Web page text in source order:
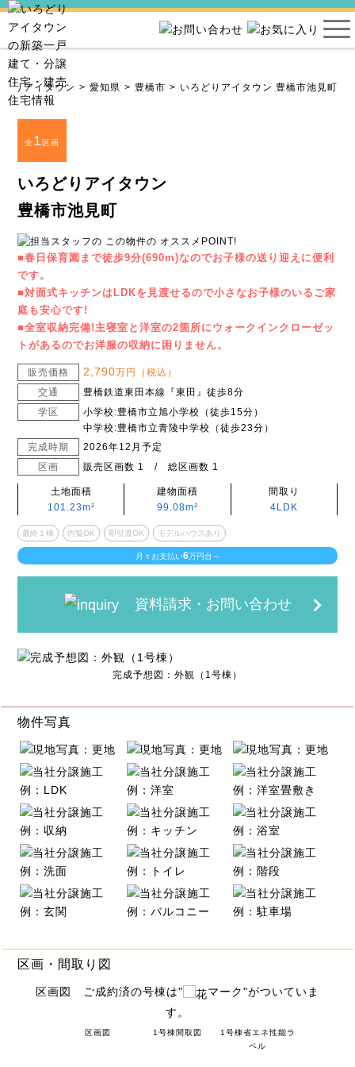
りアイタウン 愛知県 豊橋市 いろどりアイタウン 豊橋市池見町
全1区画
いろどりアイタウン
豊橋市池見町
■春日保育園まで徒歩9分(690m)なのでお子様の送り迎えに便利
です。
■対面式キッチンはLDKを見渡せるので小さなお子様のいるご家
庭も安心です!
■全室収納完備!主寝室と洋室の2箇所にウォークインクローゼッ
トがあるのでお洋服の収納に困りません。
販売価格 2,790万円（税込）
交通
豊橋鉄道東田本線『東田』徒歩8分
学区
小学校:豊橋市立旭小学校（徒歩15分）
中学校:豊橋市立青陵中学校（徒歩23分）
完成時期
2026年12月予定
区画
販売区画数 1 / 総区画数 1
土地面積
101.23m²
建物面積
99.08m²
間取り
4LDK
最終１棟 内覧OK 即引渡OK モデルハウスあり
月々お支払い6万円台～
資料請求・お問い合わせ
完成予想図：外観（1号棟）
区画・間取り図
区画図 ご成約済の号棟は"
マーク"がついていま
す。
区画図 1号棟間取図
1号棟省エネ性能ラ
ベル
物件写真